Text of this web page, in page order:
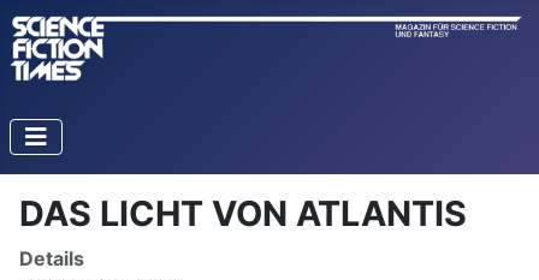
DAS LICHT VON ATLANTIS
Details